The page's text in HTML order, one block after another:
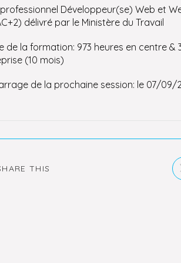
Développeur(se) Web et
délivré par le Ministère du Travail
de la formation: 973 heures en centre &
(10 mois)
de la prochaine session: le 07/09/
THIS